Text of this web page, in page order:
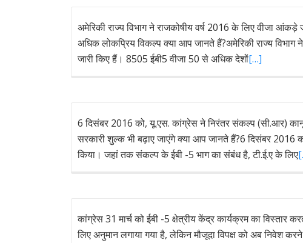
अमेरिकी राज्य विभाग ने राजकोषीय वर्ष 2016 के लिए वीजा
अधिक लोकप्रिय विकल्प क्या आप जानते हैं?अमेरिकी राज्य विभाग
जारी किए हैं। 8505 ईबी5 वीजा 50 से अधिक देशों[…]
6 दिसंबर 2016 को, यू.एस. कांग्रेस ने निरंतर संकल्प (सी.आर)
सरकारी शुल्क भी बढ़ाए जाएंगे क्या आप जानते हैं?6 दिसंबर
किया। जहां तक संकल्प के ईबी -5 भाग का संबंध है, टी.ई.ए के लिए
कांग्रेस 31 मार्च को ईबी -5 क्षेत्रीय केंद्र कार्यक्रम का
लिए अनुमान लगाया गया है, लेकिन मौजूदा विपक्ष को अब निवेश